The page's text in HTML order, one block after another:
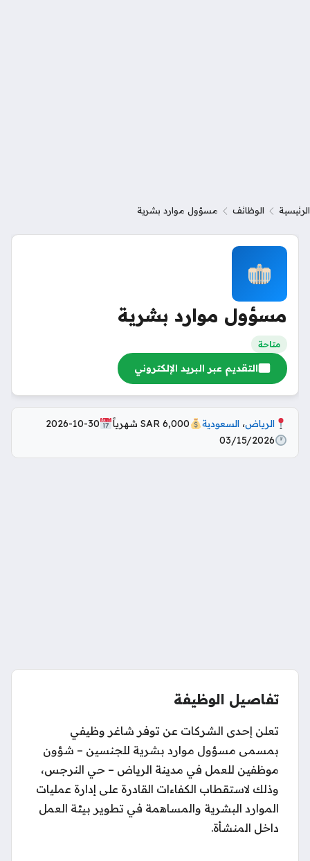
الرئيسية الوظائف مسؤول موارد بشرية
مسؤول موارد بشرية
متاحة
التقديم عبر البريد الإلكتروني
الرياض،السعودية 6,000 SAR شهرياً
2026-10-30
03/15/2026
تفاصيل الوظيفة
تعلن إحدى الشركات عن توفر شاغر وظيفي
بمسمى مسؤول موارد بشرية للجنسين – شؤون
موظفين للعمل في مدينة الرياض – حي النرجس،
وذلك لاستقطاب الكفاءات القادرة على إدارة عمليات
الموارد البشرية والمساهمة في تطوير بيئة العمل
داخل المنشأة.